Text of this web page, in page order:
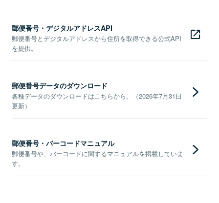
郵便番号・デジタルアドレスAPI
郵便番号とデジタルアドレスから住所を取得できる公式API
を提供。
郵便番号データのダウンロード
各種データのダウンロードはこちらから。（2026年7月31日
更新）
郵便番号・バーコードマニュアル
郵便番号や、バーコードに関するマニュアルを掲載していま
す。